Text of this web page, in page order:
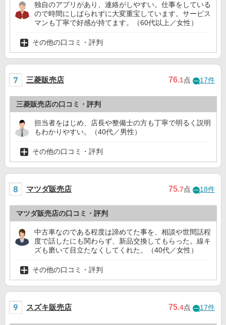
独自のアプリがあり、連絡がしやすい。仕事をしている
ので時間にしばられずに大変重宝しています。サービス
マンも丁寧で好感が持てます。（60代以上／女性）
その他の口コミ・評判
三菱販売店 76.1点 17件
三菱販売店の口コミ・評判
担当者をはじめ、店長や整備士の方も丁寧で明るく説明
もわかりやすい。（40代／男性）
その他の口コミ・評判
マツダ販売店 75.7点 18件
マツダ販売店の口コミ・評判
中古車なのである程度は諦めてた事を、相談や世間話程
度で話したにも関わらず、新品交換してもらった。線キ
ズも磨いて目立たなくしてくれた。（40代／女性）
その他の口コミ・評判
スズキ販売店 75.4点 17件